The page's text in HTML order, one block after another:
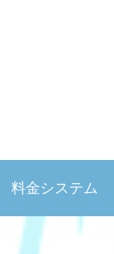
料金システム